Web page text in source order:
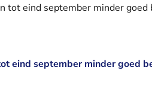
tot eind september minder
eind september minder goed